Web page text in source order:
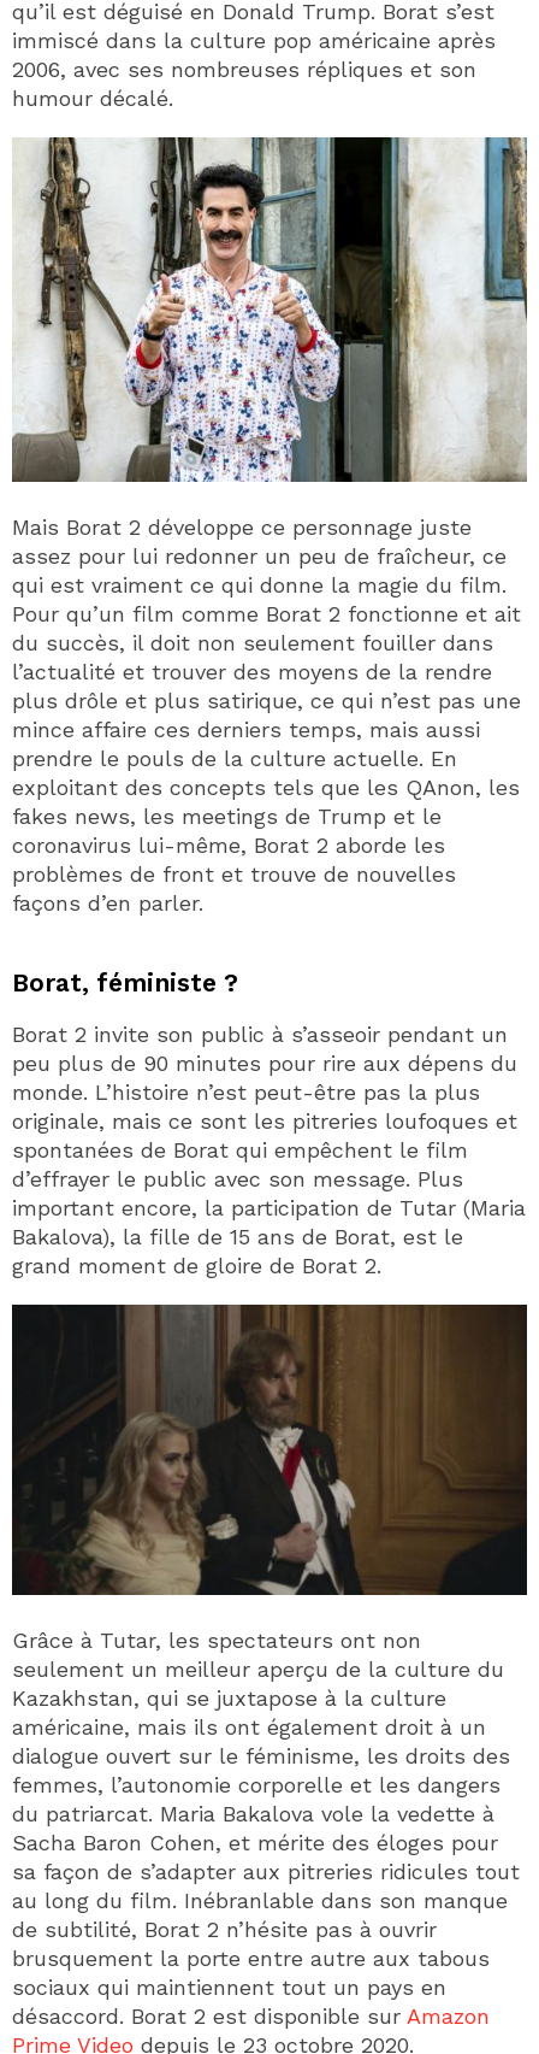
qu’il est déguisé en Donald Trump. Borat s’est
immiscé dans la culture pop américaine après
2006, avec ses nombreuses répliques et son
humour décalé.
Mais Borat 2 développe ce personnage juste
assez pour lui redonner un peu de fraîcheur, ce
qui est vraiment ce qui donne la magie du film.
Pour qu’un film comme Borat 2 fonctionne et ait
du succès, il doit non seulement fouiller dans
l’actualité et trouver des moyens de la rendre
plus drôle et plus satirique, ce qui n’est pas une
mince affaire ces derniers temps, mais aussi
prendre le pouls de la culture actuelle. En
exploitant des concepts tels que les QAnon, les
fakes news, les meetings de Trump et le
coronavirus lui-même, Borat 2 aborde les
problèmes de front et trouve de nouvelles
façons d’en parler.
Borat, féministe ?
Borat 2 invite son public à s’asseoir pendant un
peu plus de 90 minutes pour rire aux dépens du
monde. L’histoire n’est peut-être pas la plus
originale, mais ce sont les pitreries loufoques et
spontanées de Borat qui empêchent le film
d’effrayer le public avec son message. Plus
important encore, la participation de Tutar (Maria
Bakalova), la fille de 15 ans de Borat, est le
grand moment de gloire de Borat 2.
Grâce à Tutar, les spectateurs ont non
seulement un meilleur aperçu de la culture du
Kazakhstan, qui se juxtapose à la culture
américaine, mais ils ont également droit à un
dialogue ouvert sur le féminisme, les droits des
femmes, l’autonomie corporelle et les dangers
du patriarcat. Maria Bakalova vole la vedette à
Sacha Baron Cohen, et mérite des éloges pour
sa façon de s’adapter aux pitreries ridicules tout
au long du film. Inébranlable dans son manque
de subtilité, Borat 2 n’hésite pas à ouvrir
brusquement la porte entre autre aux tabous
sociaux qui maintiennent tout un pays en
désaccord. Borat 2 est disponible sur Amazon
Prime Video depuis le 23 octobre 2020.